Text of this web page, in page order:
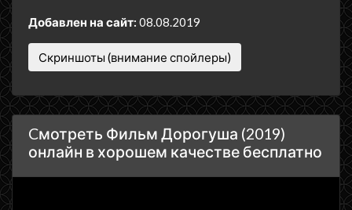
Добавлен на сайт: 08.08.2019
Скриншоты (внимание спойлеры)
Cмотреть Фильм Дорогуша (2019)
онлайн в хорошем качестве бесплатно